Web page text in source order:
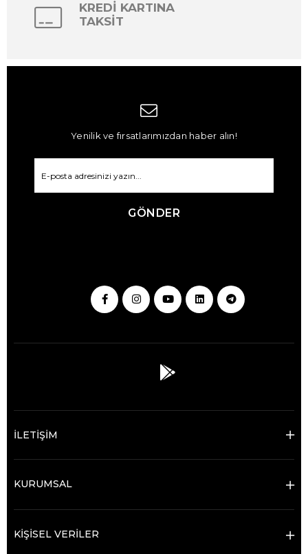
KREDİ KARTINA
TAKSİT
Yenilik ve fırsatlarımızdan haber alın!
GÖNDER
İLETİŞİM
KURUMSAL
KİŞİSEL VERİLER